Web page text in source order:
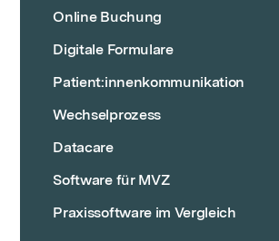
Online Buchung
Digitale Formulare
Patient:innenkommunikation
Wechselprozess
Datacare
Software für MVZ
Praxissoftware im Vergleich